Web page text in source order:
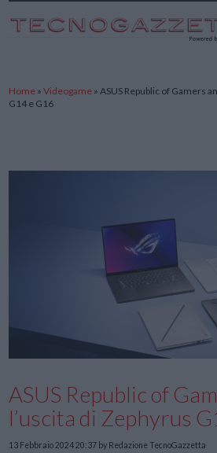
Home »Videogame »ASUS Republic of Gamers
G14 e G16
ASUS Republic of
l’uscita di Zephyrus
13 Febbraio 2024 20:37 by Redazione TecnoGazzetta